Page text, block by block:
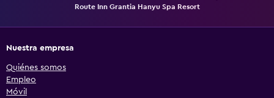
Route Inn Grantia Hanyu Spa Resort
Nuestra empresa
Quiénes somos
Empleo
Móvil